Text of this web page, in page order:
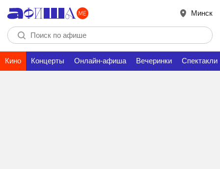
Минск
Кино Концерты Онлайн-афиша Вечеринки Спектакли